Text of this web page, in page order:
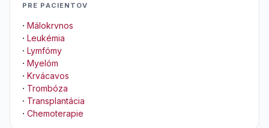
PRE PACIENTOV
· Málokrvnos
· Leukémia
· Lymfómy
· Myelóm
· Krvácavos
· Trombóza
· Transplantácia
· Chemoterapie